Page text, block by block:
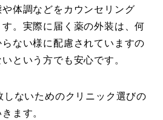
体調などをカウンセリング
。実際に届く薬の外装は、何
ない様に配慮されていますの
という方でも安心です。
ないためのクリニック選びの
ます。